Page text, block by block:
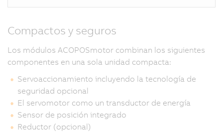
Compactos y seguros
Los módulos ACOPOSmotor combinan los siguientes
componentes en una sola unidad compacta:
Servoaccionamiento incluyendo la tecnología de
seguridad opcional
El servomotor como un transductor de energía
Sensor de posición integrado
Reductor (opcional)